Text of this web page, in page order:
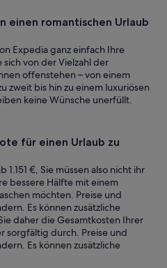
einen romantischen Urlaub
Expedia ganz einfach Ihre
sich von der Vielzahl der
offenstehen – von einem
zweit bis hin zu einem luxuriösen
keine Wünsche unerfüllt.
für einen Urlaub zu
€, Sie müssen also nicht ihr
bessere Hälfte mit einem
möchten. Preise und
Es können zusätzliche
daher die Gesamtkosten Ihrer
sorgfältig durch. Preise und
Es können zusätzliche